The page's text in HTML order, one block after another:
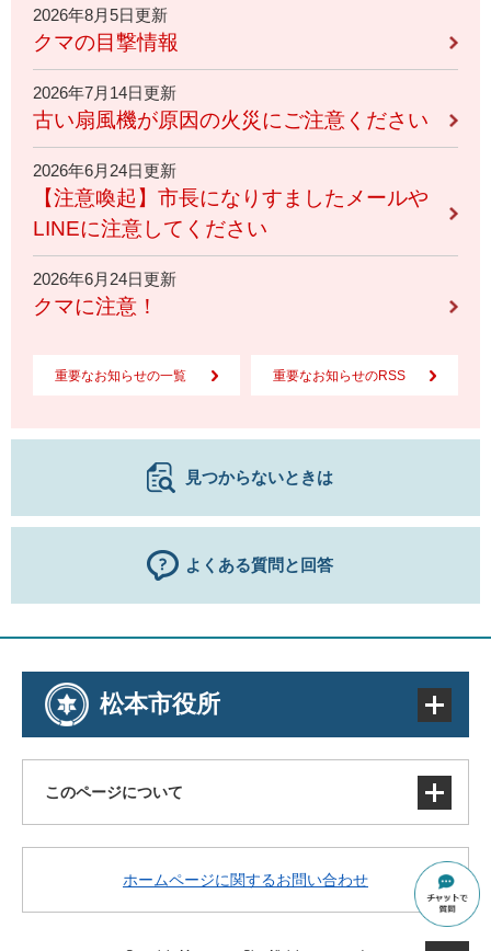
2026年8月5日更新
クマの目撃情報
2026年7月14日更新
古い扇風機が原因の火災にご注意ください
2026年6月24日更新
【注意喚起】市長になりすましたメールや
LINEに注意してください
2026年6月24日更新
クマに注意！
重要なお知らせの一覧 重要なお知らせのRSS
見つからないときは
よくある質問と回答
松本市役所
このページについて
著作権・免責事項・リンク
ホームページに関するお問い合わせ